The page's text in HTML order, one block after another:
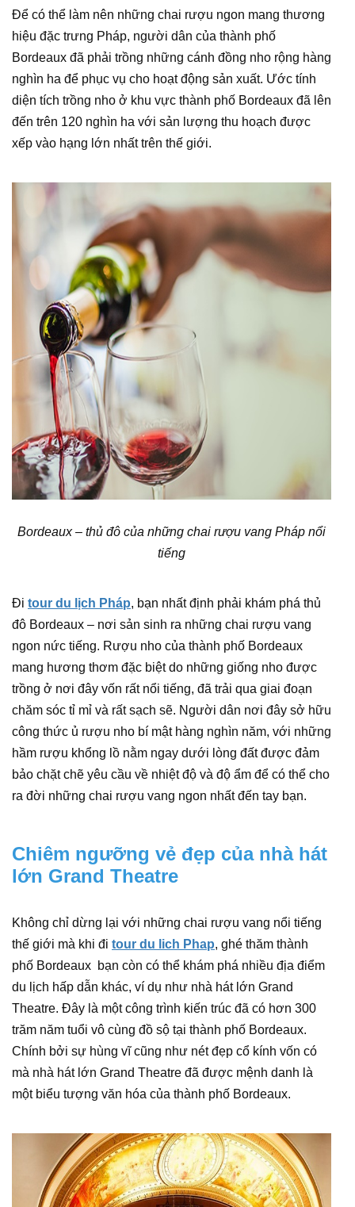
Để có thể làm nên những chai rượu ngon mang thương
hiệu đặc trưng Pháp, người dân của thành phố
Bordeaux đã phải trồng những cánh đồng nho rộng hàng
nghìn ha để phục vụ cho hoạt động sản xuất. Ước tính
diện tích trồng nho ở khu vực thành phố Bordeaux đã lên
đến trên 120 nghìn ha với sản lượng thu hoạch được
xếp vào hạng lớn nhất trên thế giới.
Bordeaux – thủ đô của những chai rượu vang Pháp nổi
tiếng
Đi tour du lịch Pháp, bạn nhất định phải khám phá thủ
đô Bordeaux – nơi sản sinh ra những chai rượu vang
ngon nức tiếng. Rượu nho của thành phố Bordeaux
mang hương thơm đặc biệt do những giống nho được
trồng ở nơi đây vốn rất nổi tiếng, đã trải qua giai đoạn
chăm sóc tỉ mỉ và rất sạch sẽ. Người dân nơi đây sở hữu
công thức ủ rượu nho bí mật hàng nghìn năm, với những
hầm rượu khổng lồ nằm ngay dưới lòng đất được đảm
bảo chặt chẽ yêu cầu về nhiệt độ và độ ẩm để có thể cho
ra đời những chai rượu vang ngon nhất đến tay bạn.
Chiêm ngưỡng vẻ đẹp của nhà hát
lớn Grand Theatre
Không chỉ dừng lại với những chai rượu vang nổi tiếng
thế giới mà khi đi tour du lich Phap, ghé thăm thành
phố Bordeaux bạn còn có thể khám phá nhiều địa điểm
du lịch hấp dẫn khác, ví dụ như nhà hát lớn Grand
Theatre. Đây là một công trình kiến trúc đã có hơn 300
trăm năm tuổi vô cùng đồ sộ tại thành phố Bordeaux.
Chính bởi sự hùng vĩ cũng như nét đẹp cổ kính vốn có
mà nhà hát lớn Grand Theatre đã được mệnh danh là
một biểu tượng văn hóa của thành phố Bordeaux.